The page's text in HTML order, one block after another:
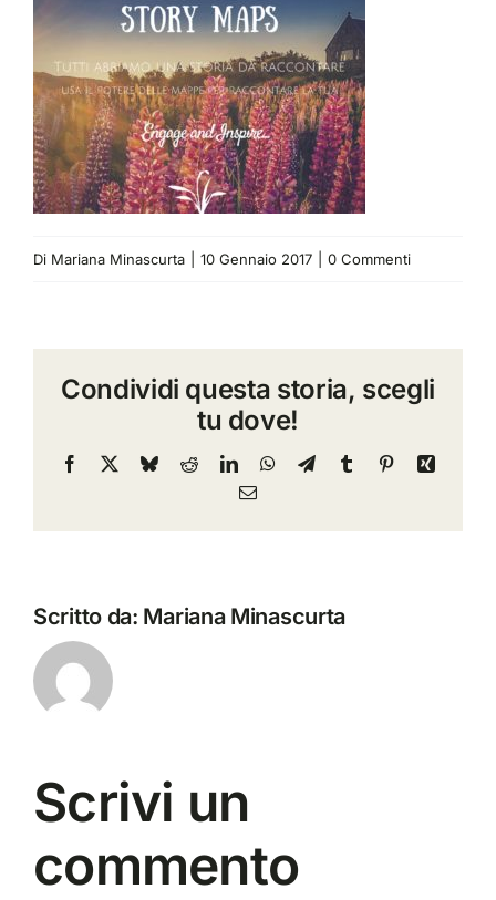
Di Mariana Minascurta 10 Gennaio 2017 0 Commenti
Condividi questa storia, scegli
tu dove!
Facebook BlueskyRedditLinkedInWhatsApp
TelegramTumblr PinterestXing
Email
Scritto da: Mariana Minascurta
Scrivi un
commento